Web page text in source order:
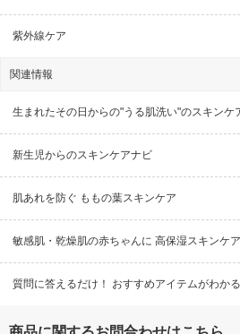
紫外線ケア
関連情報
生まれたその日からの"うる肌洗い"のスキンケ
新生児からのスキンケアナビ
肌あれを防ぐ ももの葉スキンケア
敏感肌・乾燥肌の赤ちゃんに 高保湿スキンケ
質問に答えるだけ！ おすすめアイテムがわか